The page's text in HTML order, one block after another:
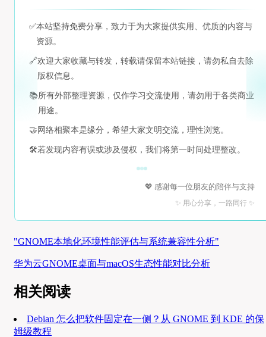
✅本站坚持免费分享，致力于为大家提供实用、优质的内容与
资源。
🔗欢迎大家收藏与转发，转载请保留本站链接，请勿私自去除
版权信息。
📚所有外部整理资源，仅作学习交流使用，请勿用于各类商业
用途。
🤝 网络相聚本是缘分，希望大家文明交流，理性浏览。
🛠️若发现内容有误或涉及侵权，我们将第一时间处理整改。
💖 感谢每一位朋友的陪伴与支持
✨ 用心分享，一路同行 ✨
"GNOME本地化环境性能评估与系统兼容性分析"
华为云GNOME桌面与macOS生态性能对比分析
相关阅读
Debian 怎么把软件固定在一侧？从 GNOME 到 KDE 的保
姆级教程